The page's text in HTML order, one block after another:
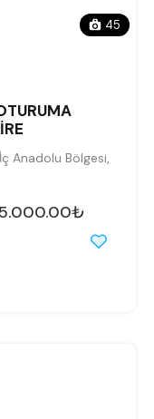
45
Anadolu Bölgesi,